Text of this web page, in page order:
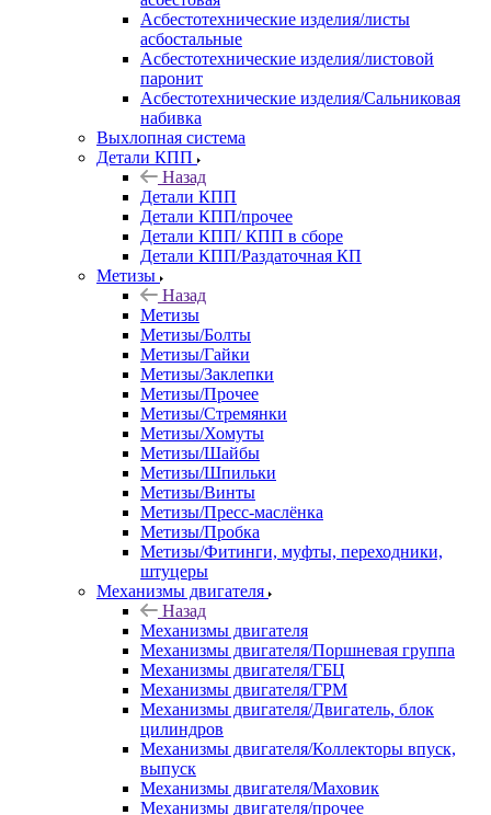
Асбестотехнические изделия/листы
асбостальные
Асбестотехнические изделия/листовой
паронит
Асбестотехнические изделия/Сальниковая
набивка
Выхлопная система
Детали КПП
Назад
Детали КПП
Детали КПП/прочее
Детали КПП/ КПП в сборе
Детали КПП/Раздаточная КП
Метизы
Назад
Метизы
Метизы/Болты
Метизы/Гайки
Метизы/Заклепки
Метизы/Прочее
Метизы/Стремянки
Метизы/Хомуты
Метизы/Шайбы
Метизы/Шпильки
Метизы/Винты
Метизы/Пресс-маслёнка
Метизы/Пробка
Метизы/Фитинги, муфты, переходники,
штуцеры
Механизмы двигателя
Назад
Механизмы двигателя
Механизмы двигателя/Поршневая группа
Механизмы двигателя/ГБЦ
Механизмы двигателя/ГРМ
Механизмы двигателя/Двигатель, блок
цилиндров
Механизмы двигателя/Коллекторы впуск,
выпуск
Механизмы двигателя/Маховик
Механизмы двигателя/прочее